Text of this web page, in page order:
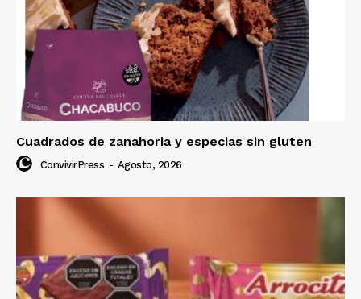
Cuadrados de zanahoria y especias sin gluten
ConvivirPress - Agosto, 2026